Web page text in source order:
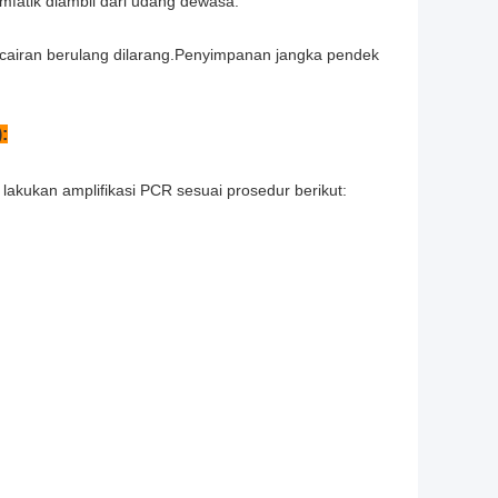
berulang dilarang.Penyimpanan jangka pendek
amplifikasi PCR sesuai prosedur berikut: